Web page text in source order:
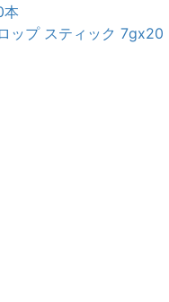
ップ スティック 7gx20